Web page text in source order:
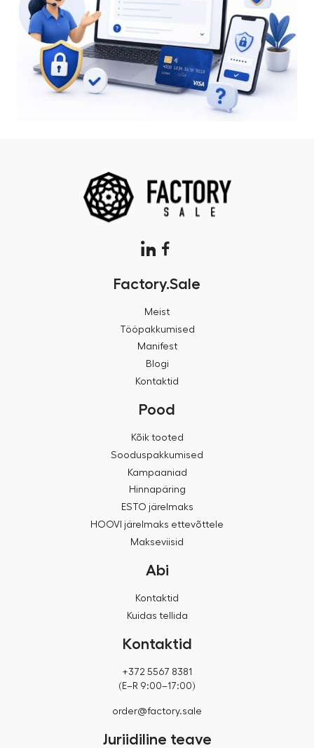
Factory.Sale
Meist
Tööpakkumised
Manifest
Blogi
Kontaktid
Pood
Kõik tooted
Sooduspakkumised
Kampaaniad
Hinnapäring
ESTO järelmaks
HOOVI järelmaks ettevõttele
Makseviisid
Abi
Kontaktid
Kuidas tellida
Kontaktid
+372 5567 8381
(E–R 9:00–17:00)
order@factory.sale
Juriidiline teave